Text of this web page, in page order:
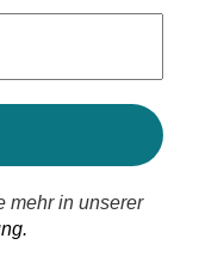
mehr in unserer